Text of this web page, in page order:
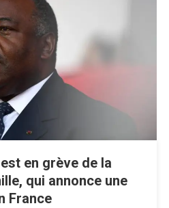
en grève de la
qui annonce une
France